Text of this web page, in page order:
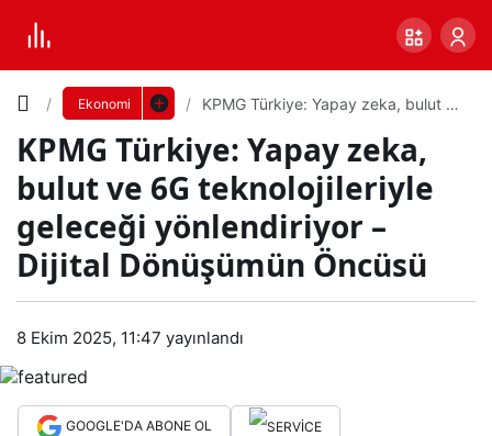
Ekonomi
KPMG Türkiye: Yapay zeka, bulut ve
yönlendiriyor – Dijital Dönüşümün
Öncüsü
KPMG Türkiye: Yapay zeka,
bulut ve 6G teknolojileriyle
geleceği yönlendiriyor –
Dijital Dönüşümün Öncüsü
8 Ekim 2025, 11:47 yayınlandı
GOOGLE'DA ABONE OL
KP
MG
Tür
kiye
Yazı
Boyutunu
Ayarla
Küçük 100% Dev
Varsayılana
0 PAYLAŞ